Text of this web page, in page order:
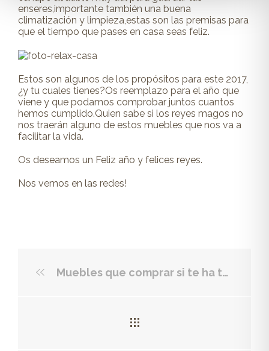
enseres,importante también una buena
climatización y limpieza,estas son las premisas para
que el tiempo que pases en casa seas feliz.
Estos son algunos de los propósitos para este 2017,
¿y tu cuales tienes?Os reemplazo para el año que
viene y que podamos comprobar juntos cuantos
hemos cumplido.Quien sabe si los reyes magos no
nos traerán alguno de estos muebles que nos va a
facilitar la vida.
Os deseamos un Feliz año y felices reyes.
Nos vemos en las redes!
Muebles que comprar si te ha tocado el gordo